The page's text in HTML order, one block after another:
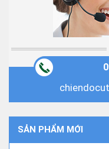
SẢN PHẨM MỚI